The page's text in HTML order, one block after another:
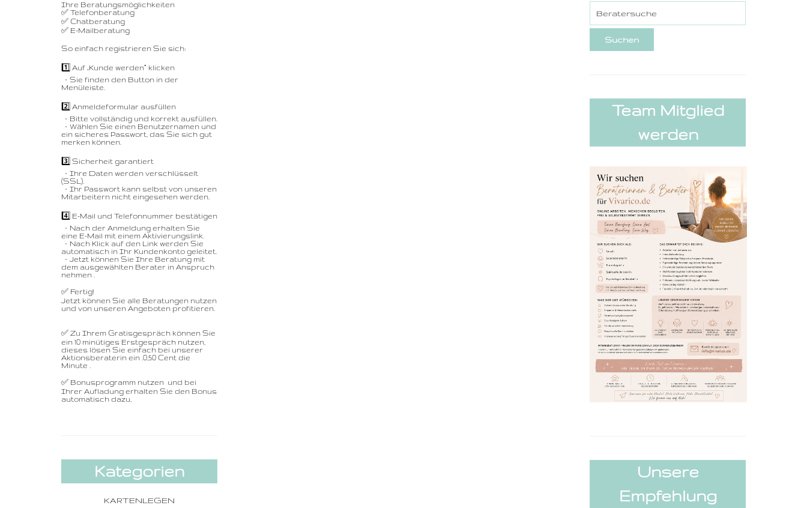
Ihre Beratungsmöglichkeiten
✅ Telefonberatung
✅ Chatberatung
✅ E-Mailberatung
So einfach registrieren Sie sich:
1️⃣ Auf „Kunde werden“ klicken
– Sie finden den Button in der
Menüleiste.
2️⃣ Anmeldeformular ausfüllen
– Bitte vollständig und korrekt ausfüllen.
– Wählen Sie einen Benutzernamen und
ein sicheres Passwort, das Sie sich gut
merken können.
3️⃣ Sicherheit garantiert
– Ihre Daten werden verschlüsselt
(SSL).
– Ihr Passwort kann selbst von unseren
Mitarbeitern nicht eingesehen werden.
4️⃣ E-Mail und Telefonnummer bestätigen
– Nach der Anmeldung erhalten Sie
eine E-Mail mit einem Aktivierungslink.
– Nach Klick auf den Link werden Sie
automatisch in Ihr Kundenkonto geleitet.
– Jetzt können Sie Ihre Beratung mit
dem ausgewählten Berater in Anspruch
nehmen .
✅ Fertig!
Jetzt können Sie alle Beratungen nutzen
und von unseren Angeboten profitieren.
✅ Zu Ihrem Gratisgespräch können Sie
ein 10 minütiges Erstgespräch nutzen,
dieses lösen Sie einfach bei unserer
Aktionsberaterin ein .0,50 Cent die
Minute .
✅ Bonusprogramm nutzen und bei
Ihrer Aufladung erhalten Sie den Bonus
automatisch dazu,
Kategorien
KARTENLEGEN
Team Mitglied
werden
Unsere
Empfehlung